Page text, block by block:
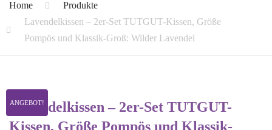
Home
Produkte
Lavendelkissen – 2er-Set TUTGUT-Kissen, Größe
Pompös und Klassik-Groß: Wilder Lavendel
ANGEBOT!
Lavendelkissen – 2er-Set TUTGUT-
Kissen, Größe Pompös und Klassik-